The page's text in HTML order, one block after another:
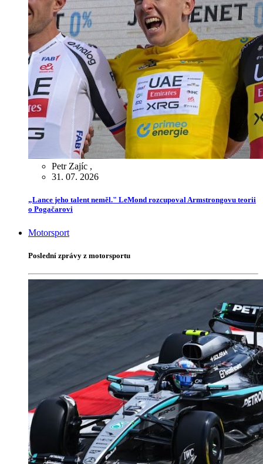
Petr Zajíc ,
31. 07. 2026
„Lance jeho talent neměl." LeMond rozcupoval Armstrongovu teorii
o Pogačarovi
Motorsport
Poslední zprávy z motorsportu